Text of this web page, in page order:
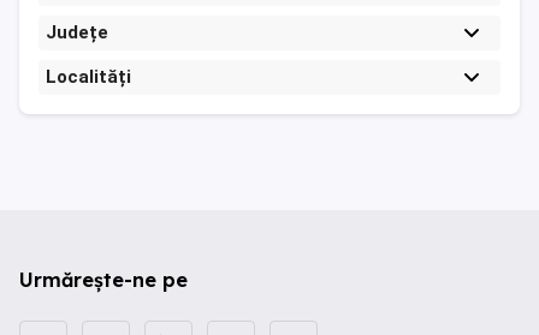
Județe
Localități
Urmărește-ne pe